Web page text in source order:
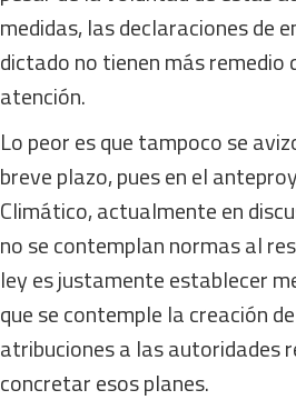
medidas, las declaraciones de
dictado no tienen más remedio
atención.
Lo peor es que tampoco se
breve plazo, pues en el
Climático, actualmente en
no se contemplan normas al
ley es justamente establecer
que se contemple la creación
atribuciones a las autoridades
concretar esos planes.